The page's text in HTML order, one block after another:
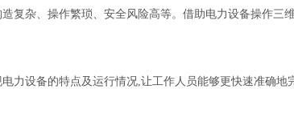
复杂、操作繁琐、安全风险高等。借助电力设备操作三
力设备的特点及运行情况,让工作人员能够更快速准确地